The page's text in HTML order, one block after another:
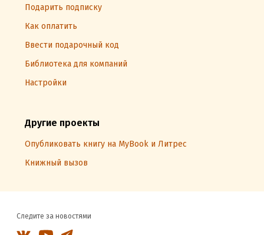
Подарить подписку
Как оплатить
Ввести подарочный код
Библиотека для компаний
Настройки
Другие проекты
Опубликовать книгу на MyBook и Литрес
Книжный вызов
Следите за новостями